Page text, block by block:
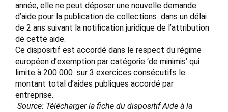
année, elle ne peut déposer une nouvelle demande
d’aide pour la publication de collections dans un délai
de 2 ans suivant la notification juridique de l’attribution
de cette aide.
Ce dispositif est accordé dans le respect du régime
européen d’exemption par catégorie ‘de minimis’ qui
limite à 200 000  sur 3 exercices consécutifs le
montant total d’aides publiques accordé par
entreprise.
Source: Télécharger la fiche du dispositif Aide à la